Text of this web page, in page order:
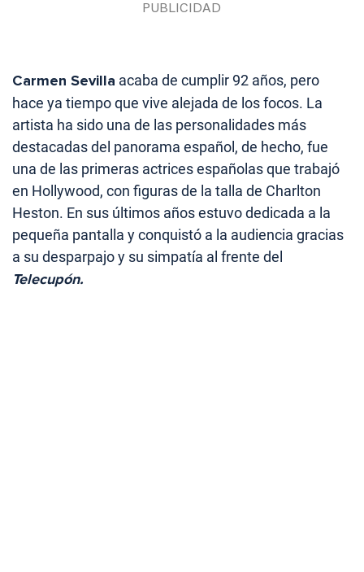
Carmen Sevilla acaba de cumplir 92 años, pero
hace ya tiempo que vive alejada de los focos. La
artista ha sido una de las personalidades más
destacadas del panorama español, de hecho, fue
una de las primeras actrices españolas que trabajó
en Hollywood, con figuras de la talla de Charlton
Heston. En sus últimos años estuvo dedicada a la
pequeña pantalla y conquistó a la audiencia gracias
a su desparpajo y su simpatía al frente del
Telecupón.